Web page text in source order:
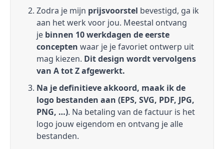
Zodra je mijn prijsvoorstel bevestigd, ga ik
aan het werk voor jou. Meestal ontvang
je binnen 10 werkdagen de eerste
concepten waar je je favoriet ontwerp uit
mag kiezen. Dit design wordt vervolgens
van A tot Z afgewerkt.
Na je definitieve akkoord, maak ik de
logo bestanden aan (EPS, SVG, PDF, JPG,
PNG, …). Na betaling van de factuur is het
logo jouw eigendom en ontvang je alle
bestanden.